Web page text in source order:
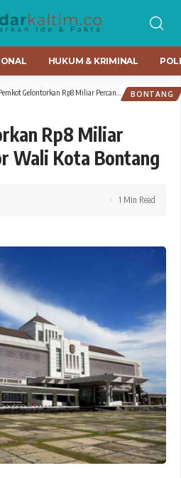
HUKUM & KRIMINAL
Gelontorkan Rp8 Miliar Percantik Kantor Wali Kota Bontang BONTANG
Rp8 Miliar
Wali Kota Bontang
1 Min Read